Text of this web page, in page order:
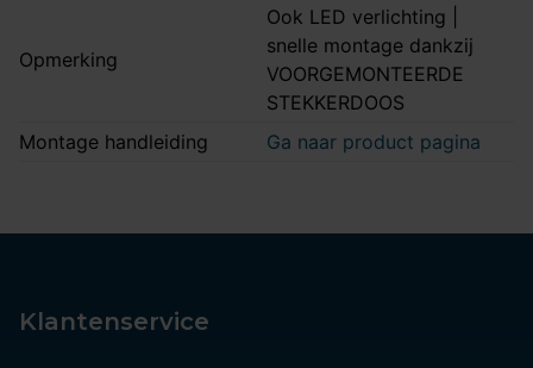
Opmerking
Ook LED verlichting |
snelle montage dankzij
VOORGEMONTEERDE
STEKKERDOOS
Montage handleiding
Ga naar product pagina
Klantenservice